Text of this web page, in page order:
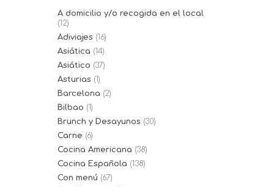
A domicilio y/o recogida en el local
(12)
Adiviajes (16)
Asiática (14)
Asiático (37)
Asturias (1)
Barcelona (2)
Bilbao (1)
Brunch y Desayunos (30)
Carne (6)
Cocina Americana (38)
Cocina Española (138)
Con menú (67)